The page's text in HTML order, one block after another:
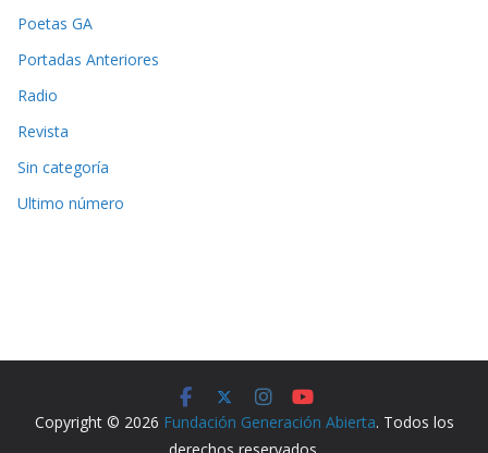
Poetas GA
Portadas Anteriores
Radio
Revista
Sin categoría
Ultimo número
Copyright © 2026 Fundación Generación Abierta. Todos los